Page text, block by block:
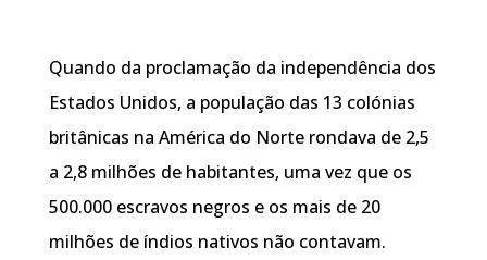
Quando da proclamação da independência dos
Estados Unidos, a população das 13 colónias
britânicas na América do Norte rondava de 2,5
a 2,8 milhões de habitantes, uma vez que os
500.000 escravos negros e os mais de 20
milhões de índios nativos não contavam.